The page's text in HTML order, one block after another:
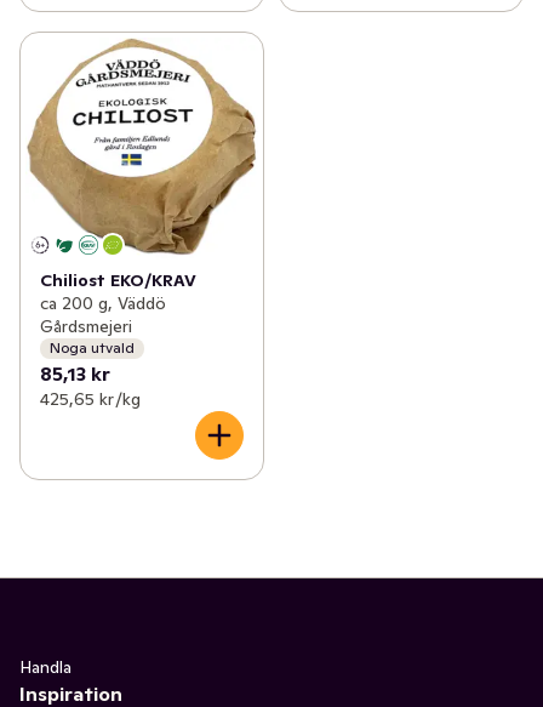
Chiliost EKO/KRAV
ca 200 g, Väddö
Gårdsmejeri
Noga utvald
85,13 kr
425,65 kr /kg
Handla
Inspiration